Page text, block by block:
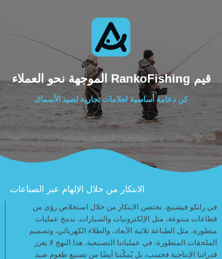
قيم RankoFishing الموجهة نحو العملاء
كن دعامة أساسية لعلامات تجارية لصيد الأسماك
الابتكار من خلال الإلهام عبر الصناعات
في رانكو فيشينغ، نحتضن الابتكار من خلال استخلاص رؤى من
قطاعات متنوعة، مثل الإلكترونيات والسيارات. ندمج عمليات
متطورة، مثل الطباعة ثلاثية الأبعاد، والطلاء الكهربائي، وتصميم
الملحقات المتطورة، في عملياتنا التصنيعية. هذا النهج لا يعزز
قدراتنا الإنتاجية فحسب، بل يُمكّننا أيضًا من تصنيع طعوم صيد